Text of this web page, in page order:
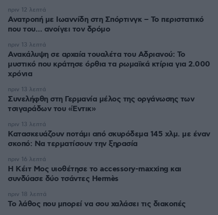
Ανατροπή με Ιωαννίδη στη Σπόρτινγκ – Το περιστατικό
που του… ανοίγει τον δρόμο
πριν 12 λεπτά
Ανακάλυψη σε αρχαία τουαλέτα του Αδριανού: Το
μυστικό που κράτησε όρθια τα ρωμαϊκά κτίρια για 2.000
χρόνια
πριν 13 λεπτά
Συνελήφθη στη Γερμανία μέλος της οργάνωσης των
τσιγαράδων του «Έντικ»
πριν 13 λεπτά
Κατασκευάζουν ποτάμι από σκυρόδεμα 145 χλμ. με έναν
σκοπό: Να τερματίσουν την ξηρασία
πριν 13 λεπτά
Η Κέιτ Μος υιοθέτησε τo accessory-maxxing και
συνδύασε δύο τσάντες Hermès
πριν 16 λεπτά
Το λάθος που μπορεί να σου χαλάσει τις διακοπές
πριν 18 λεπτά